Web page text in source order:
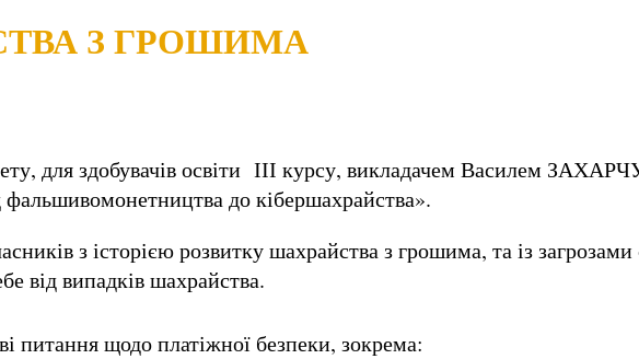
З ГРОШИМА
для здобувачів освіти ІІІ курсу, викладачем Василем
фальшивомонетництва до кібершахрайства».
з історією розвитку шахрайства з грошима, та із
від випадків шахрайства.
питання щодо платіжної безпеки, зокрема: